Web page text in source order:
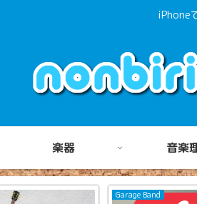
iPhone
楽器 音楽
Garage Band